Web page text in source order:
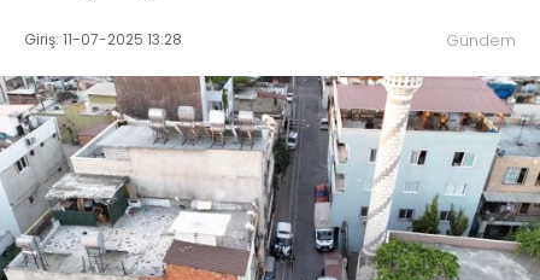
Giriş: 11-07-2025 13:28 Gündem